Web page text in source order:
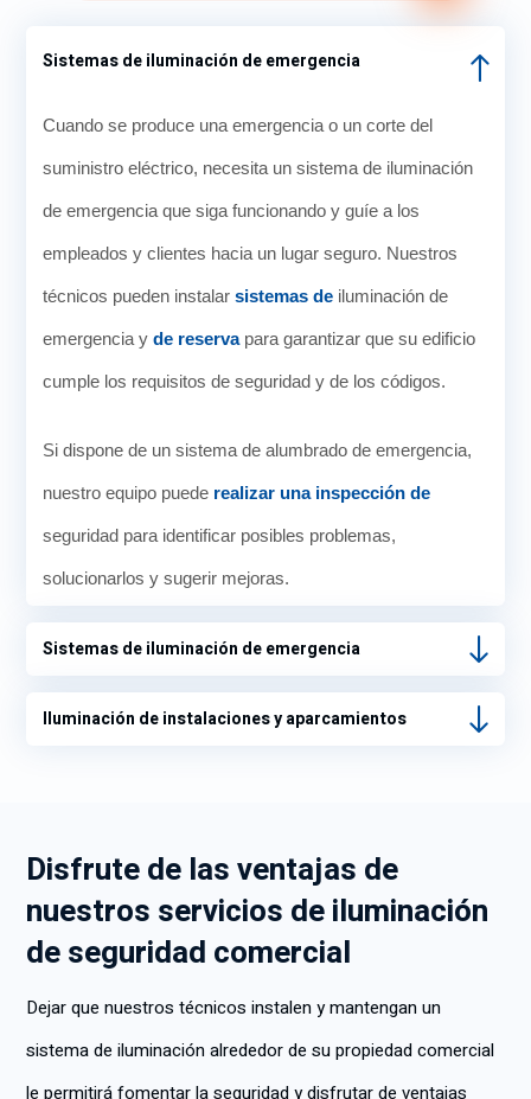
Sistemas de iluminación de emergencia
Cuando se produce una emergencia o un corte del
suministro eléctrico, necesita un sistema de iluminación
de emergencia que siga funcionando y guíe a los
empleados y clientes hacia un lugar seguro. Nuestros
técnicos pueden instalar sistemas de iluminación de
emergencia y de reservapara garantizar que su edificio
cumple los requisitos de seguridad y de los códigos.
Si dispone de un sistema de alumbrado de emergencia,
nuestro equipo puede realizar una inspección de
seguridad para identificar posibles problemas,
solucionarlos y sugerir mejoras.
Sistemas de iluminación de emergencia
Iluminación de instalaciones y aparcamientos
Disfrute de las ventajas de
nuestros servicios de iluminación
de seguridad comercial
Dejar que nuestros técnicos instalen y mantengan un
sistema de iluminación alrededor de su propiedad comercial
le permitirá fomentar la seguridad y disfrutar de ventajas